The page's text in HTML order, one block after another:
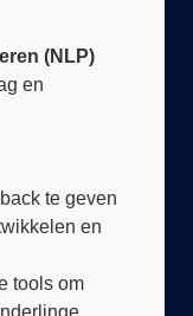
en
te geven
en
tools om
prettige